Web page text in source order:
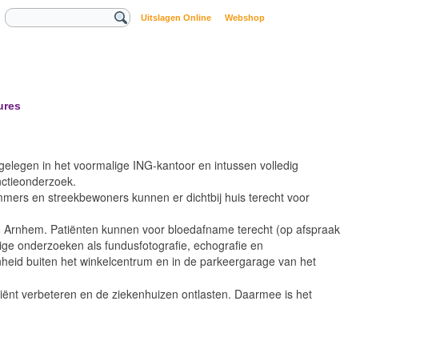
Uitslagen Online Webshop
in het voormalige ING-kantoor en intussen volledig
en streekbewoners kunnen er dichtbij huis terecht voor
Patiënten kunnen voor bloedafname terecht (op afspraak
onderzoeken als fundusfotografie, echografie en
buiten het winkelcentrum en in de parkeergarage van het
verbeteren en de ziekenhuizen ontlasten. Daarmee is het